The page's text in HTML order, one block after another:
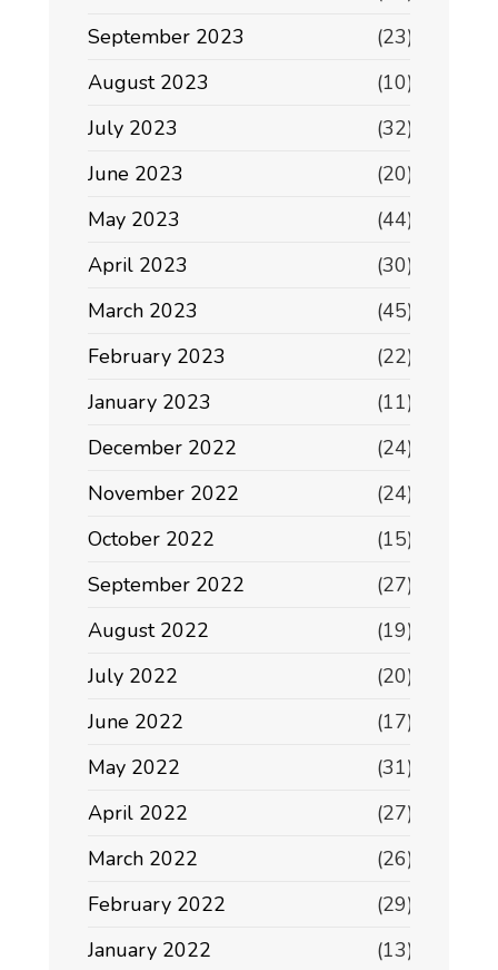
September 2023
(23)
August 2023
(10)
July 2023
(32)
June 2023
(20)
May 2023
(44)
April 2023
(30)
March 2023
(45)
February 2023
(22)
January 2023
(11)
December 2022
(24)
November 2022
(24)
October 2022
(15)
September 2022
(27)
August 2022
(19)
July 2022
(20)
June 2022
(17)
May 2022
(31)
April 2022
(27)
March 2022
(26)
February 2022
(29)
January 2022
(13)